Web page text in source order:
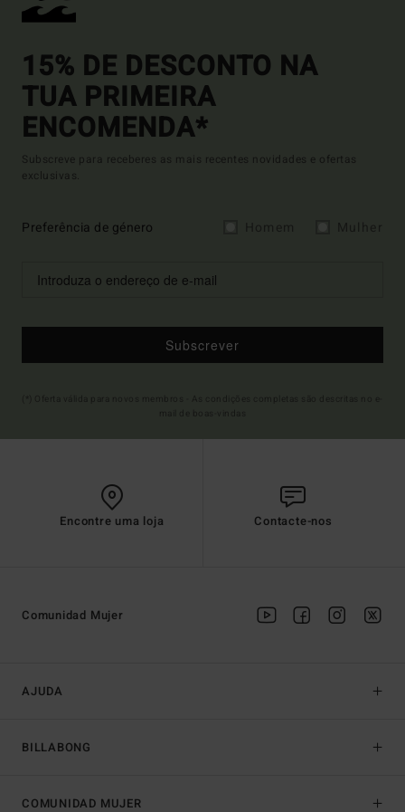
15% DE DESCONTO NA
TUA PRIMEIRA
ENCOMENDA*
Subscreve para receberes as mais recentes novidades e ofertas
exclusivas.
Preferência de género
Subscrever
Encontre uma loja Contacte-nos
AJUDA
BILLABONG
Comunidad Mujer
COMUNIDAD MUJER